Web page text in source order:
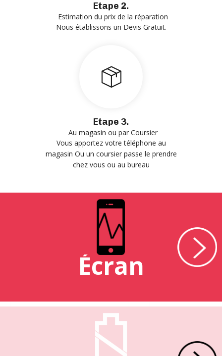
Etape 2.
Estimation du prix de la réparation
Nous établissons un Devis Gratuit.
Etape 3.
Au magasin ou par Coursier
Vous apportez votre téléphone au
magasin Ou un coursier passe le prendre
chez vous ou au bureau
Écran